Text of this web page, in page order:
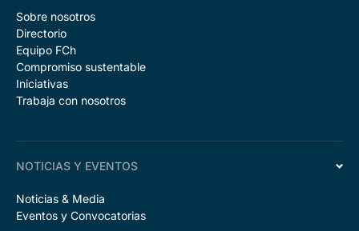
Sobre nosotros
Directorio
Equipo FCh
Compromiso sustentable
Iniciativas
Trabaja con nosotros
NOTICIAS Y EVENTOS
Noticias & Media
Eventos y Convocatorias